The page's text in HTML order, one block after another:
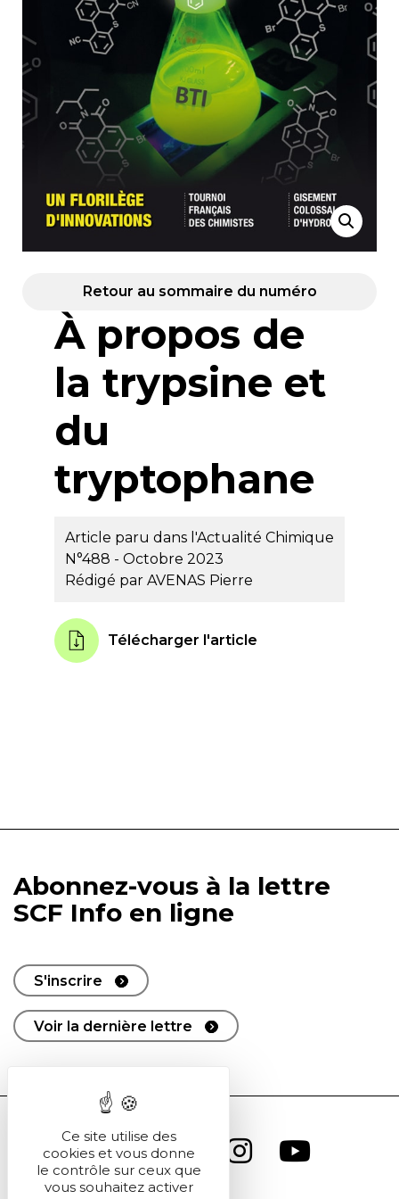
Retour au sommaire du numéro
À propos de
la trypsine et
du
tryptophane
Article paru dans l'Actualité Chimique
N°488 - Octobre 2023
Rédigé par AVENAS Pierre
Télécharger l'article
Abonnez-vous à la lettre
SCF Info en ligne
S'inscrire
Voir la dernière lettre
Ce site utilise des
cookies et vous donne
le contrôle sur ceux que
vous souhaitez activer